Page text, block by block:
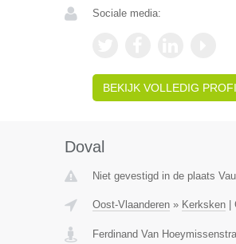
Sociale media:
BEKIJK VOLLEDIG
Doval
Niet gevestigd in de plaats
Oost-Vlaanderen» Kerksken|
Ferdinand Van